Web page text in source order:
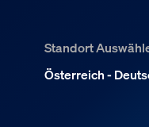
Standort
Österreich -